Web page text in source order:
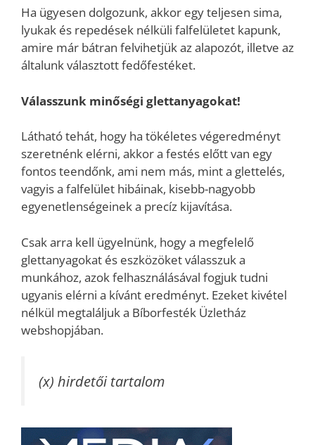
Ha ügyesen dolgozunk, akkor egy teljesen sima,
lyukak és repedések nélküli falfelületet kapunk,
amire már bátran felvihetjük az alapozót, illetve az
általunk választott fedőfestéket.
Válasszunk minőségi glettanyagokat!
Látható tehát, hogy ha tökéletes végeredményt
szeretnénk elérni, akkor a festés előtt van egy
fontos teendőnk, ami nem más, mint a glettelés,
vagyis a falfelület hibáinak, kisebb-nagyobb
egyenetlenségeinek a precíz kijavítása.
Csak arra kell ügyelnünk, hogy a megfelelő
glettanyagokat és eszközöket válasszuk a
munkához, azok felhasználásával fogjuk tudni
ugyanis elérni a kívánt eredményt. Ezeket kivétel
nélkül megtaláljuk a Bíborfesték Üzletház
webshopjában.
(x) hirdetői tartalom